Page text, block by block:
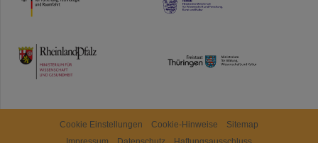
TMWWDG
Cookie Einstellungen Cookie-Hinweise
Sitemap